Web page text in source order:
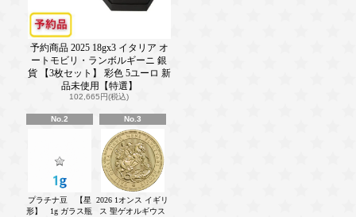
予約商品 2025 18gx3 イタリア オ
ートモビリ・ランボルギーニ 銀
貨 【3枚セット】 彩色 5ユーロ 新
品未使用【特選】
102,665円(税込)
No.2
プラチナ豆 【星
形】 1g ガラス瓶
No.3
2026 1オンス イギリ
ス 聖ゲオルギウス